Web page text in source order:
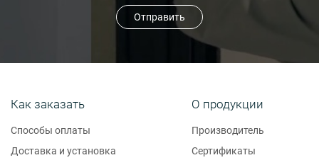
Отправить
Как заказать
Способы оплаты
Доставка и установка
О продукции
Производитель
Сертификаты